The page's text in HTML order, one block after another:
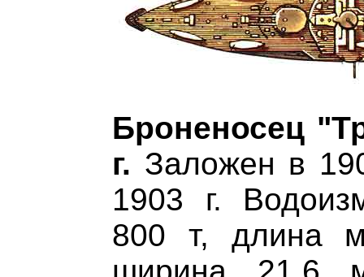
Броненосец
г. Заложен в
1903 г.
800 т, длина